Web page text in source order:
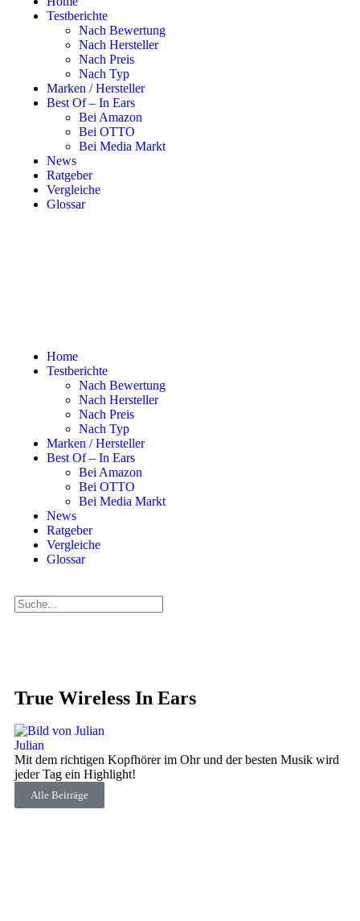
Testberichte
Nach Bewertung
Nach Hersteller
Nach Preis
Nach Typ
Marken / Hersteller
Best Of – In Ears
Bei Amazon
Bei OTTO
Bei Media Markt
News
Ratgeber
Vergleiche
Glossar
Home
Testberichte
Nach Bewertung
Nach Hersteller
Nach Preis
Nach Typ
Marken / Hersteller
Best Of – In Ears
Bei Amazon
Bei OTTO
Bei Media Markt
News
Ratgeber
Vergleiche
Glossar
True Wireless In Ears
Julian
Mit dem richtigen Kopfhörer im Ohr und der besten Musik wird
jeder Tag ein Highlight!
Alle Beiträge